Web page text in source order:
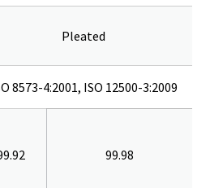
Pleated
8573-4:2001, ISO 12500-3:2009
99.98